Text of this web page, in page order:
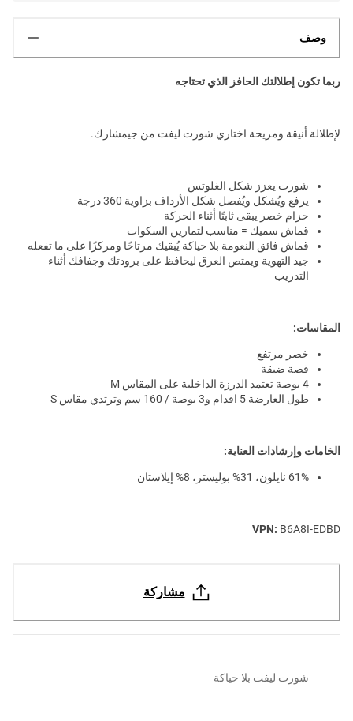
وصف
ربما تكون إطلالتك الحافز الذي تحتاجه
لإطلالة أنيقة ومريحة اختاري شورت ليفت من جيمشارك.
شورت يعزز شكل الغلوتس
يرفع ويُشكل ويُفصل شكل الأرداف بزاوية 360 درجة
حزام خصر يبقى ثابتًا أثناء الحركة
قماش سميك = مناسب لتمارين السكوات
قماش فائق النعومة بلا حياكة يُبقيك مرتاحًا ومركزًا على ما تفعله
جيد التهوية ويمتص العرق ليحافظ على برودتك وجفافك أثناء
التدريب
المقاسات:
خصر مرتفع
قصة ضيقة
4 بوصة تعتمد الدرزة الداخلية على المقاس M
طول العارضة 5 اقدام و3 بوصة / 160 سم وترتدي مقاس S
الخامات وإرشادات العناية:
61% نايلون، 31% بوليستر، 8% إيلاستان
VPN: B6A8I-EDBD
مشاركة
شورت ليفت بلا حياكة